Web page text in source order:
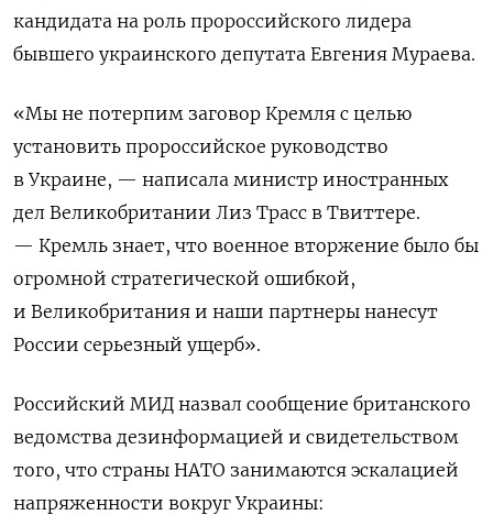
кандидата на роль пророссийского лидера
бывшего украинского депутата Евгения Мураева.
«Мы не потерпим заговор Кремля с целью
установить пророссийское руководство
в Украине, — написала министр иностранных
дел Великобритании Лиз Трасс в Твиттере.
— Кремль знает, что военное вторжение было бы
огромной стратегической ошибкой,
и Великобритания и наши партнеры нанесут
России серьезный ущерб».
Российский МИД назвал сообщение британского
ведомства дезинформацией и свидетельством
того, что страны НАТО занимаются эскалацией
напряженности вокруг Украины: